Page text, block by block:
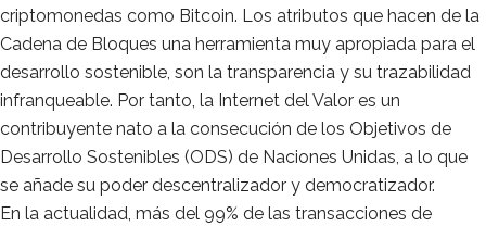
criptomonedas como Bitcoin. Los atributos que hacen de la
Cadena de Bloques una herramienta muy apropiada para el
desarrollo sostenible, son la transparencia y su trazabilidad
infranqueable. Por tanto, la Internet del Valor es un
contribuyente nato a la consecución de los Objetivos de
Desarrollo Sostenibles (ODS) de Naciones Unidas, a lo que
se añade su poder descentralizador y democratizador.
En la actualidad, más del 99% de las transacciones de